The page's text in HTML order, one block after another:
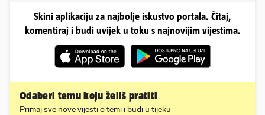
Skini aplikaciju za najbolje iskustvo portala. Čitaj,
komentiraj i budi uvijek u toku s najnovijim vijestima.
Odaberi temu koju želiš pratiti
Primaj sve nove vijesti o temi i budi u tijeku